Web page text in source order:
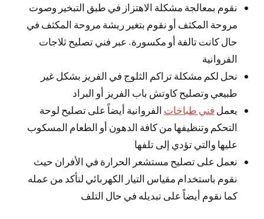
نقوم بمعالجة مشكلة الاهتزاز في طبق التبخير وصوت
مروحة المكثف أو نقوم بتغير ريشة مروحة المكثف في
حال كانت تالفة أو مكسورة. عبر فني تصليح ثلاجات
الفروانية
نحل لكم مشكلة تراكم الثلوج في الفريز بشكل غير
طبيعي وتصليح كاوتش باب الفريز أو البراد
يعمل فني طباخات الفروانية أيضاً على تصليح لوحة
التحكم وتنظيفها من كافة الدهون أو الطعام المسكوب
عليها والتي تؤدي إلى تلفها
نعمل على تصليح مستشعر الحرارة في الأفران حيث
نقوم باستخدام مقياس التيار الكهربائي لتأكد من عمله
كما نقوم أيضاً على تبديله في حال التلف